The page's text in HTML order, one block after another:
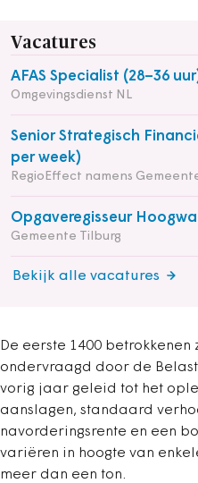
Vacatures
AFAS Specialist (28–36
Omgevingsdienst NL
Senior Strategisch
per week)
RegioEffect namens
Opgaveregisseur
Gemeente Tilburg
Bekijk alle vacatures
De eerste 1400
ondervraagd door de
vorig jaar geleid tot het
aanslagen, standaard
navorderingsrente en een
variëren in hoogte van
meer dan een ton.